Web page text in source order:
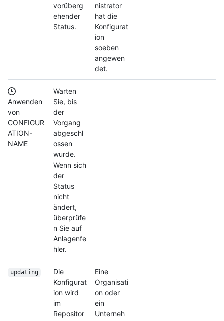
vorüberg
ehender
Status.
nistrator
hat die
Konfigurat
ion
soeben
angewen
det.
Anwenden
von
CONFIGUR
ATION-
NAME
Warten
Sie, bis
der
Vorgang
abgeschl
ossen
wurde.
Wenn sich
der
Status
nicht
ändert,
überprüfe
n Sie auf
Anlagenfe
hler.
updating
Die
Konfigurat
ion wird
im
Repositor
Eine
Organisati
on oder
ein
Unterneh